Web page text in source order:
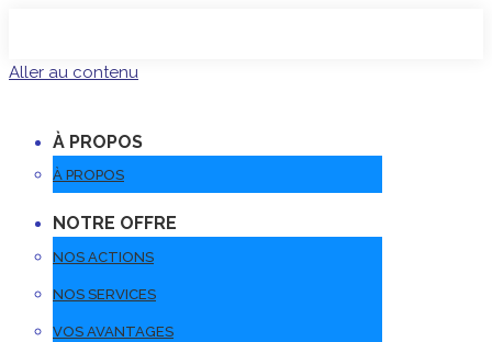
Aller au contenu
À PROPOS
À PROPOS
NOTRE OFFRE
NOS ACTIONS
NOS SERVICES
VOS AVANTAGES